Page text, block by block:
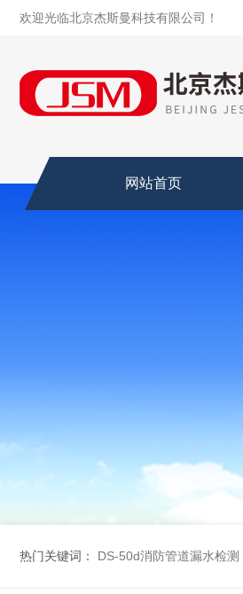
欢迎光临北京杰斯曼科技有限公司！
网站首页
热门关键词： DS-50d消防管道漏水检测